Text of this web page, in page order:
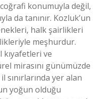
konumuyla değil,
da tanınır. Kozluk’un
halk şairlikleri
meşhurdur.
ve
mirasını günümüzde
sınırlarında yer alan
yoğun olduğu